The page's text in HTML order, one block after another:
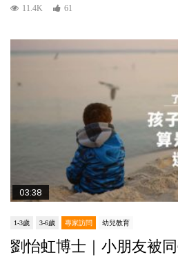
11.4K 61
03:38
1-3歲 3-6歲 專家訪問 幼兒教育
劉怡虹博士｜小朋友被